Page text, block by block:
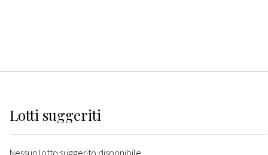
Lotti suggeriti